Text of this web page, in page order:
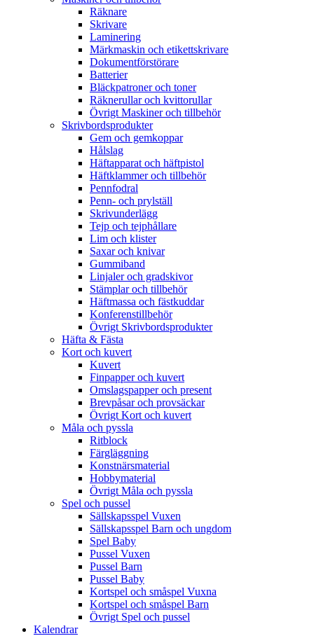
Räknare
Skrivare
Laminering
Märkmaskin och etikettskrivare
Dokumentförstörare
Batterier
Bläckpatroner och toner
Räknerullar och kvittorullar
Övrigt Maskiner och tillbehör
Skrivbordsprodukter
Gem och gemkoppar
Hålslag
Häftapparat och häftpistol
Häftklammer och tillbehör
Pennfodral
Penn- och prylställ
Skrivunderlägg
Tejp och tejphållare
Lim och klister
Saxar och knivar
Gummiband
Linjaler och gradskivor
Stämplar och tillbehör
Häftmassa och fästkuddar
Konferenstillbehör
Övrigt Skrivbordsprodukter
Häfta & Fästa
Kort och kuvert
Kuvert
Finpapper och kuvert
Omslagspapper och present
Brevpåsar och provsäckar
Övrigt Kort och kuvert
Måla och pyssla
Ritblock
Färgläggning
Konstnärsmaterial
Hobbymaterial
Övrigt Måla och pyssla
Spel och pussel
Sällskapsspel Vuxen
Sällskapsspel Barn och ungdom
Spel Baby
Pussel Vuxen
Pussel Barn
Pussel Baby
Kortspel och småspel Vuxna
Kortspel och småspel Barn
Övrigt Spel och pussel
Kalendrar